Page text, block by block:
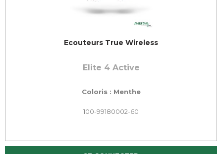
Ecouteurs True Wireless
Elite 4 Active
Coloris : Menthe
100-99180002-60